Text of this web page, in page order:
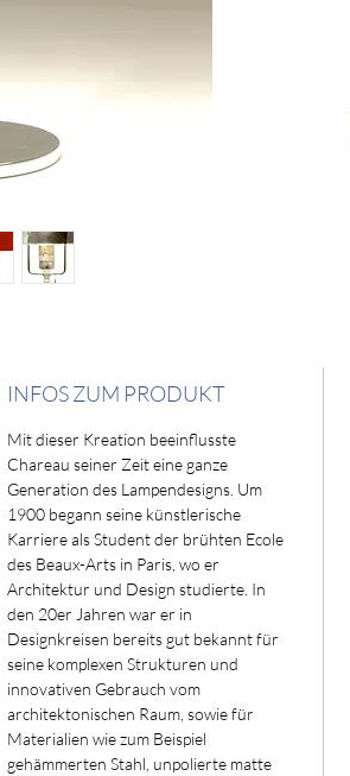
INFOS ZUM PRODUKT
Mit dieser Kreation beeinflusste
Chareau seiner Zeit eine ganze
Generation des Lampendesigns. Um
1900 begann seine künstlerische
Karriere als Student der brühten Ecole
des Beaux-Arts in Paris, wo er
Architektur und Design studierte. In
den 20er Jahren war er in
Designkreisen bereits gut bekannt für
seine komplexen Strukturen und
innovativen Gebrauch vom
architektonischen Raum, sowie für
Materialien wie zum Beispiel
gehämmerten Stahl, unpolierte matte